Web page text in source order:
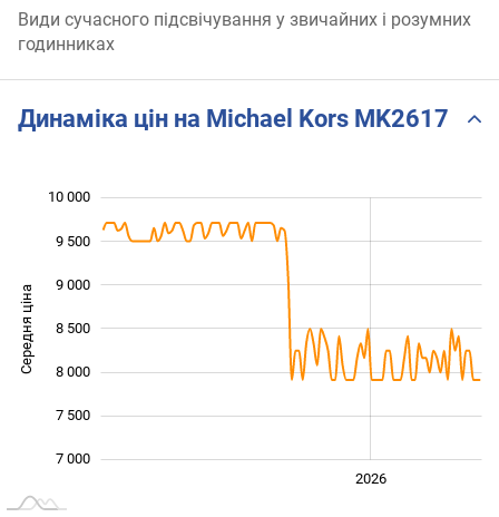
Види сучасного підсвічування у звичайних і розумних
годинниках
Динаміка цін на Michael Kors MK2617
Середня ціна 10 000
7 000
7 500
8 000
8 500
9 000
9 500
10 000
2026